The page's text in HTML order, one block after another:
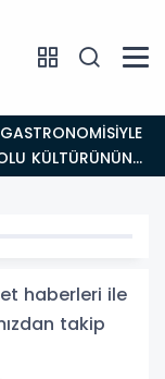
Cennetleri
haberleri ile
takip